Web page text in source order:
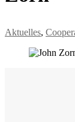
Aktuelles,